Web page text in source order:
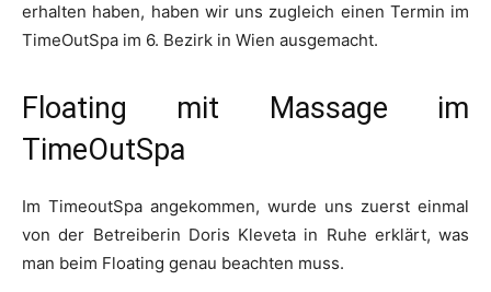
erhalten haben, haben wir uns zugleich einen Termin im
TimeOutSpa im 6. Bezirk in Wien ausgemacht.
Floating mit Massage im
TimeOutSpa
Im TimeoutSpa angekommen, wurde uns zuerst einmal
von der Betreiberin Doris Kleveta in Ruhe erklärt, was
man beim Floating genau beachten muss.